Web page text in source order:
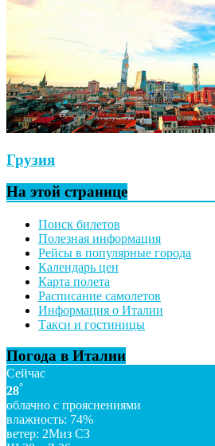
Грузия
На этой странице
Поиск билетов
Полезная информация
Рейсы в популярные города
Календарь цен
Карта полета
Расписание самолетов
Информация о Италии
Такси и гостиницы
Погода в Италии
Сейчас
28°
облачно с прояснениями
влажность: 74%
ветер: 2Миз СЗ